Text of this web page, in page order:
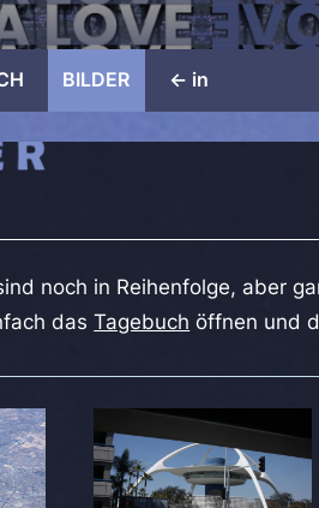
BILDER <- in
noch in Reihenfolge, aber
dasTagebuch öffnen und